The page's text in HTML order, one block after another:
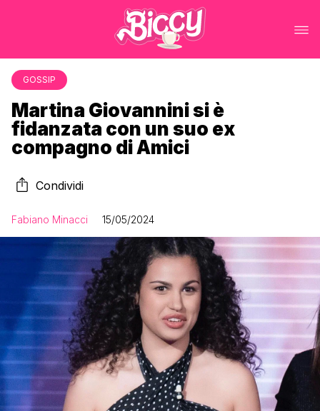
GOSSIP
Martina Giovannini si è
fidanzata con un suo ex
compagno di Amici
Condividi
Fabiano Minacci 15/05/2024